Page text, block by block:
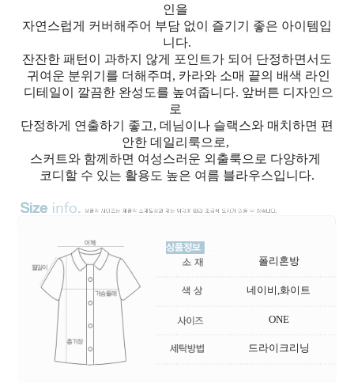
인을
자연스럽게 커버해주어 부담 없이 즐기기 좋은 아이템입
니다.
잔잔한 패턴이 과하지 않게 포인트가 되어 단정하면서도
귀여운 분위기를 더해주며, 카라와 소매 끝의 배색 라인
디테일이 깔끔한 완성도를 높여줍니다. 앞버튼 디자인으
로
단정하게 연출하기 좋고, 데님이나 슬랙스와 매치하면 편
안한 데일리룩으로,
스커트와 함께하면 여성스러운 외출룩으로 다양하게
코디할 수 있는 활용도 높은 여름 블라우스입니다.
폴리혼방
네이비,화이트
ONE
드라이크리닝